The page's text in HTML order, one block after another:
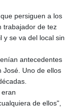
persiguen a los
trabajador de tez
y se va del local sin
antecedentes
José. Uno de ellos
de ellos",